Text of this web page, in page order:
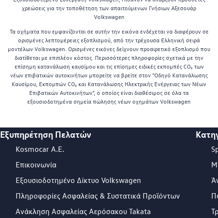
χρεώσεις για την τοποθέτηση των απαιτούμενων Γνήσιων Αξεσουάρ
Volkswagen
Τα οχήματα που εμφανίζονται σε αυτήν την εικόνα ενδέχεται να διαφέρουν σε
ορισμένες λεπτομέρειες εξοπλισμού, από την τρέχουσα Ελληνική σειρά
μοντέλων Volkswagen. Ορισμένες εικόνες δείχνουν προαιρετικό εξοπλισμό που
διατίθεται με επιπλέον κόστος. Περισσότερες πληροφορίες σχετικά με την
επίσημη κατανάλωση καυσίμου και τις επίσημες ειδικές εκπομπές CO₂ των
νέων επιβατικών αυτοκινήτων μπορείτε να βρείτε στον "Οδηγό Κατανάλωσης
Καυσίμου, Εκπομπών CO₂ και Κατανάλωσης Ηλεκτρικής Ενέργειας των Νέων
Επιβατικών Αυτοκινήτων", ο οποίος είναι διαθέσιμος σε όλα τα
εξουσιοδοτημένα σημεία πώλησης νέων οχημάτων Volkswagen
Footer Teaser
Εξυπηρέτηση Πελατών
Kosmocar Α.Ε.
Επικοινωνία
Εξουσιοδοτημένο Δίκτυο Volkswagen
Πληροφορίες Ασφαλείας & Συστατικά Προϊόντων
Ανάκληση Ασφαλείας Αερόσακου Takata